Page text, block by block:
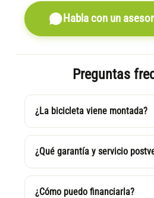
Habla con un
Preguntas
¿La bicicleta viene montada?
¿Qué garantía y servicio
¿Cómo puedo financiarla?